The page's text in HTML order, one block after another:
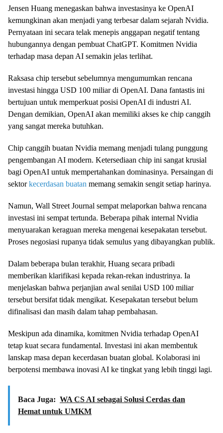
Jensen Huang menegaskan bahwa investasinya ke OpenAI
kemungkinan akan menjadi yang terbesar dalam sejarah Nvidia.
Pernyataan ini secara telak menepis anggapan negatif tentang
hubungannya dengan pembuat ChatGPT. Komitmen Nvidia
terhadap masa depan AI semakin jelas terlihat.
Raksasa chip tersebut sebelumnya mengumumkan rencana
investasi hingga USD 100 miliar di OpenAI. Dana fantastis ini
bertujuan untuk memperkuat posisi OpenAI di industri AI.
Dengan demikian, OpenAI akan memiliki akses ke chip canggih
yang sangat mereka butuhkan.
Chip canggih buatan Nvidia memang menjadi tulang punggung
pengembangan AI modern. Ketersediaan chip ini sangat krusial
bagi OpenAI untuk mempertahankan dominasinya. Persaingan di
sektorkecerdasan buatan memang semakin sengit setiap harinya.
Namun, Wall Street Journal sempat melaporkan bahwa rencana
investasi ini sempat tertunda. Beberapa pihak internal Nvidia
menyuarakan keraguan mereka mengenai kesepakatan tersebut.
Proses negosiasi rupanya tidak semulus yang dibayangkan publik.
Dalam beberapa bulan terakhir, Huang secara pribadi
memberikan klarifikasi kepada rekan-rekan industrinya. Ia
menjelaskan bahwa perjanjian awal senilai USD 100 miliar
tersebut bersifat tidak mengikat. Kesepakatan tersebut belum
difinalisasi dan masih dalam tahap pembahasan.
Meskipun ada dinamika, komitmen Nvidia terhadap OpenAI
tetap kuat secara fundamental. Investasi ini akan membentuk
lanskap masa depan kecerdasan buatan global. Kolaborasi ini
berpotensi membawa inovasi AI ke tingkat yang lebih tinggi lagi.
Baca Juga: WA CS AI sebagai Solusi Cerdas dan
Hemat untuk UMKM